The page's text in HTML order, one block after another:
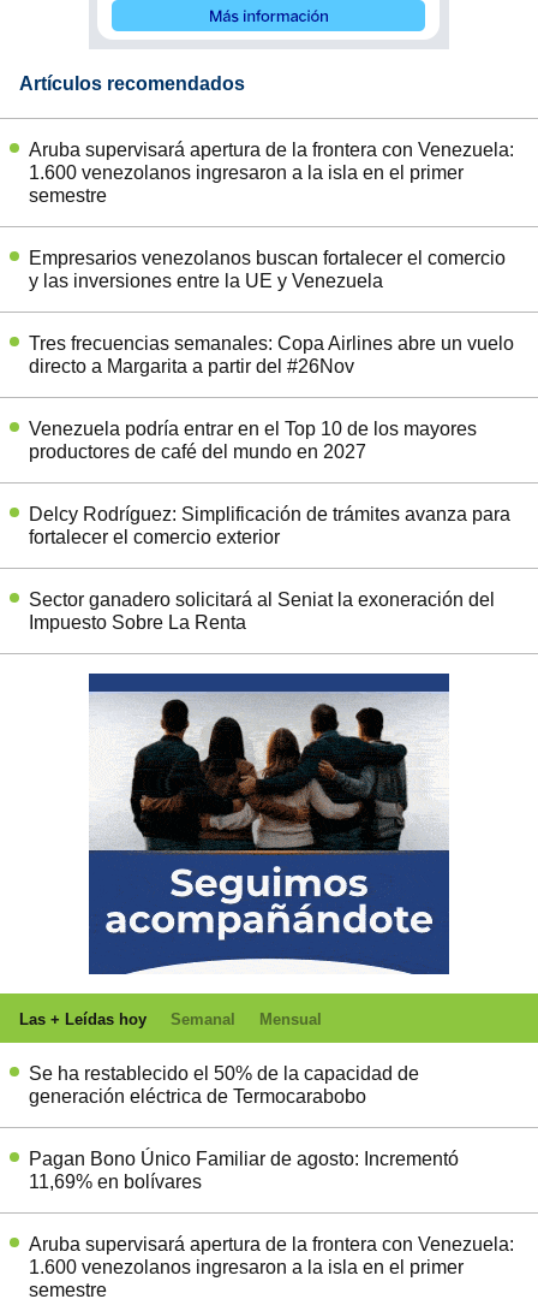
Artículos recomendados
Aruba supervisará apertura de la frontera con Venezuela:
1.600 venezolanos ingresaron a la isla en el primer
semestre
Empresarios venezolanos buscan fortalecer el comercio
y las inversiones entre la UE y Venezuela
Tres frecuencias semanales: Copa Airlines abre un vuelo
directo a Margarita a partir del #26Nov
Venezuela podría entrar en el Top 10 de los mayores
productores de café del mundo en 2027
Delcy Rodríguez: Simplificación de trámites avanza para
fortalecer el comercio exterior
Sector ganadero solicitará al Seniat la exoneración del
Impuesto Sobre La Renta
Las + Leídas hoy Semanal Mensual
Se ha restablecido el 50% de la capacidad de
generación eléctrica de Termocarabobo
Pagan Bono Único Familiar de agosto: Incrementó
11,69% en bolívares
Aruba supervisará apertura de la frontera con Venezuela:
1.600 venezolanos ingresaron a la isla en el primer
semestre